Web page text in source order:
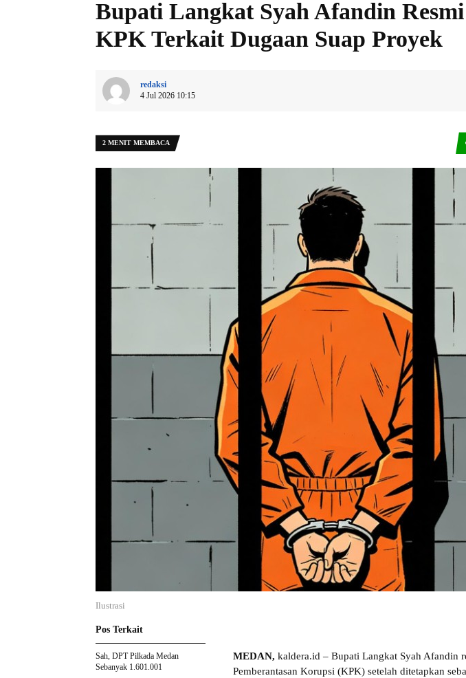
Bupati Langkat Syah Afandin
KPK Terkait Dugaan Suap Proyek
redaksi
4 Jul 2026 10:15
2 MENIT MEMBACA
Ilustrasi
MEDAN, kaldera.id – Bupati Langkat Syah Afandin
Pemberantasan Korupsi (KPK) setelah ditetapkan
Pos Terkait
Sah, DPT Pilkada Medan
Sebanyak 1.601.001